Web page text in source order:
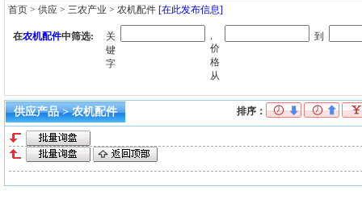
首页 >供应 >三农产业 >农机配件 [在此发布信息]
在农机配件中筛选:
关
键
字
,
价
格
从
到
供应产品 > 农机配件 排序：